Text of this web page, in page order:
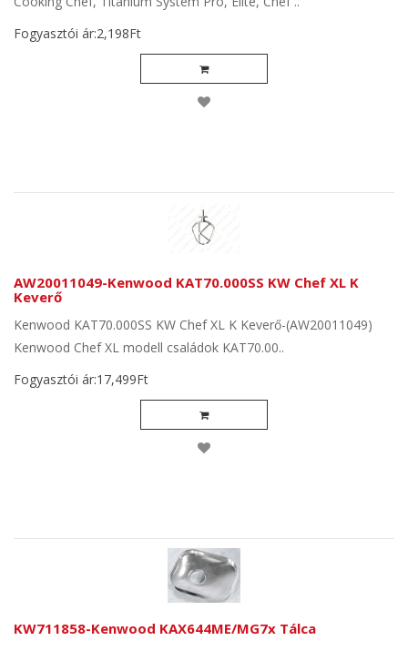
Fogyasztói ár:2,198Ft
AW20011049-Kenwood KAT70.000SS KW Chef XL K
Keverő
Kenwood KAT70.000SS KW Chef XL K Keverő-(AW20011049)
Kenwood Chef XL modell családok KAT70.00..
Fogyasztói ár:17,499Ft
KW711858-Kenwood KAX644ME/MG7x Tálca